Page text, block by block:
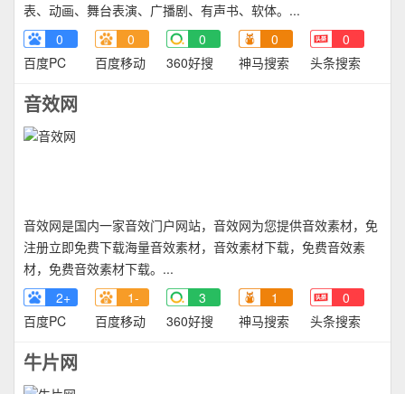
表、动画、舞台表演、广播剧、有声书、软体。...
0
百度PC
0
百度移动
0
360好搜
0
神马搜索
0
头条搜索
音效网
音效网是国内一家音效门户网站，音效网为您提供音效素材，免
注册立即免费下载海量音效素材，音效素材下载，免费音效素
材，免费音效素材下载。...
2+
百度PC
1-
百度移动
3
360好搜
1
神马搜索
0
头条搜索
牛片网